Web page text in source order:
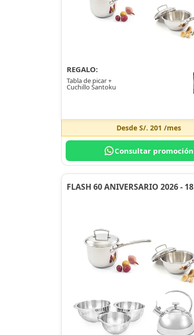
REGALO:
Tabla de picar +
Cuchillo Santoku
Desde S/. 201 /mes
Consultar promoción
FLASH 60 ANIVERSARIO 2026 - 18